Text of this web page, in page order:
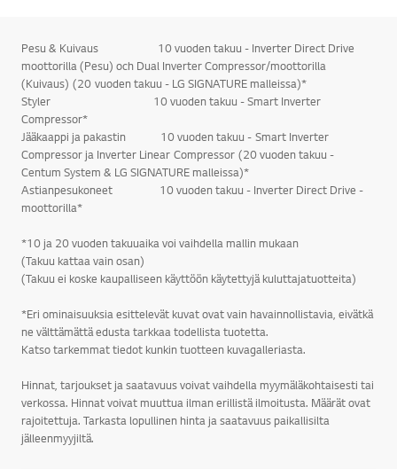
Pesu & Kuivaus 10 vuoden takuu - Inverter Direct Drive
moottorilla (Pesu) och Dual Inverter Compressor/moottorilla
(Kuivaus) (20 vuoden takuu - LG SIGNATURE malleissa)*
Styler 10 vuoden takuu - Smart Inverter
Compressor*
Jääkaappi ja pakastin 10 vuoden takuu - Smart Inverter
Compressor ja Inverter Linear Compressor (20 vuoden takuu -
Centum System & LG SIGNATURE malleissa)*
Astianpesukoneet 10 vuoden takuu - Inverter Direct Drive -
moottorilla*
*10 ja 20 vuoden takuuaika voi vaihdella mallin mukaan
(Takuu kattaa vain osan)
(Takuu ei koske kaupalliseen käyttöön käytettyjä kuluttajatuotteita)
*Eri ominaisuuksia esittelevät kuvat ovat vain havainnollistavia, eivätkä
ne välttämättä edusta tarkkaa todellista tuotetta.
Katso tarkemmat tiedot kunkin tuotteen kuvagalleriasta.
Hinnat, tarjoukset ja saatavuus voivat vaihdella myymäläkohtaisesti tai
verkossa. Hinnat voivat muuttua ilman erillistä ilmoitusta. Määrät ovat
rajoitettuja. Tarkasta lopullinen hinta ja saatavuus paikallisilta
jälleenmyyjiltä.